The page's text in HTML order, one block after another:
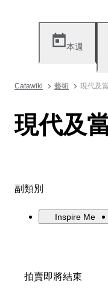
本週
Catawiki 藝術 現代及
現代及
副類別
Inspire Me
拍賣即將結束